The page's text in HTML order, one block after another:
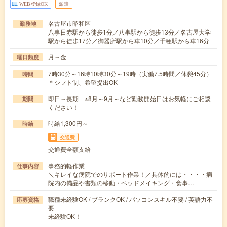
WEB登録OK 派遣
勤務地
名古屋市昭和区
八事日赤駅から徒歩1分／八事駅から徒歩13分／名古屋大学
駅から徒歩17分／御器所駅から車10分／千種駅から車16分
曜日頻度 月～金
時間
7時30分～16時10時30分～19時（実働7.5時間／休憩45分）
＊シフト制、希望提出OK
期間
即日～長期 ※8月～9月～など勤務開始日はお気軽にご相談
ください！
時給 時給1,300円～
交通費
交通費全額支給
仕事内容
事務的軽作業
＼キレイな病院でのサポート作業！／具体的には・・・・病
院内の備品や書類の移動・ベッドメイキング・食事…
応募資格
職種未経験OK / ブランクOK / パソコンスキル不要 / 英語力不
要
未経験OK！